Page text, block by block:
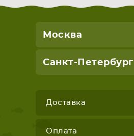
Москва
Санкт-Петербург
Доставка
Оплата